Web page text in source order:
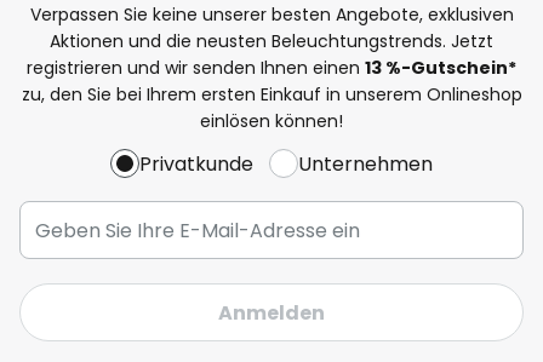
Verpassen Sie keine unserer besten Angebote, exklusiven
Aktionen und die neusten Beleuchtungstrends. Jetzt
registrieren und wir senden Ihnen einen 13 %-Gutschein*
zu, den Sie bei Ihrem ersten Einkauf in unserem Onlineshop
einlösen können!
Privatkunde Unternehmen
Anmelden